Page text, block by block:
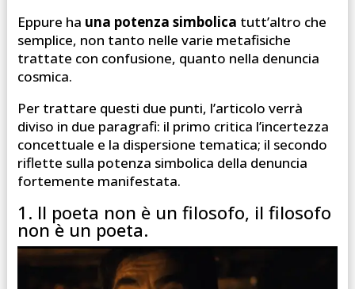
Eppure ha una potenza simbolica tutt’altro che
semplice, non tanto nelle varie metafisiche
trattate con confusione, quanto nella denuncia
cosmica.
Per trattare questi due punti, l’articolo verrà
diviso in due paragrafi: il primo critica l’incertezza
concettuale e la dispersione tematica; il secondo
riflette sulla potenza simbolica della denuncia
fortemente manifestata.
1. Il poeta non è un filosofo, il filosofo
non è un poeta.